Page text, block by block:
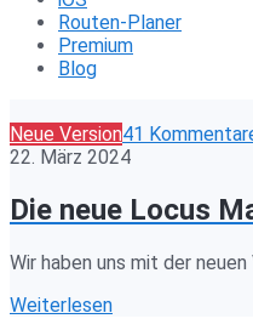
Routen-Planer
Premium
Blog
Neue Version41
22. März 2024
Die neue Locus
Wir haben uns mit der
Weiterlesen